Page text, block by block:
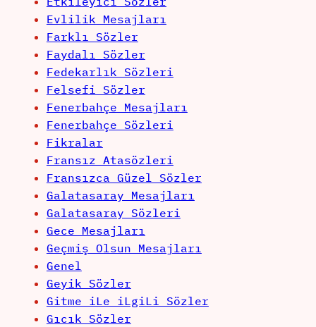
Evlilik Mesajları
Farklı Sözler
Faydalı Sözler
Fedekarlık Sözleri
Felsefi Sözler
Fenerbahçe Mesajları
Fenerbahçe Sözleri
Fikralar
Fransız Atasözleri
Fransızca Güzel Sözler
Galatasaray Mesajları
Galatasaray Sözleri
Gece Mesajları
Geçmiş Olsun Mesajları
Genel
Geyik Sözler
Gitme iLe iLgiLi Sözler
Gıcık Sözler